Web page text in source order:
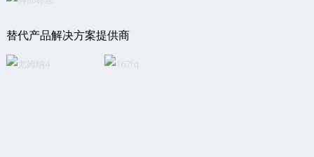
替代产品解决方案提供商